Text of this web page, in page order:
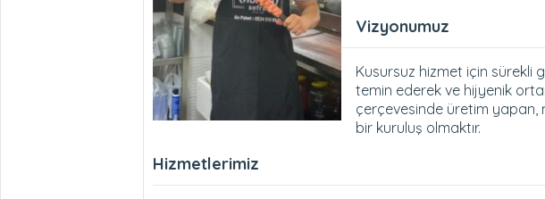
Vizyonumuz
Kusursuz hizmet için sürekli
temin ederek ve hijyenik
çerçevesinde üretim yapan,
bir kuruluş olmaktır.
Hizmetlerimiz